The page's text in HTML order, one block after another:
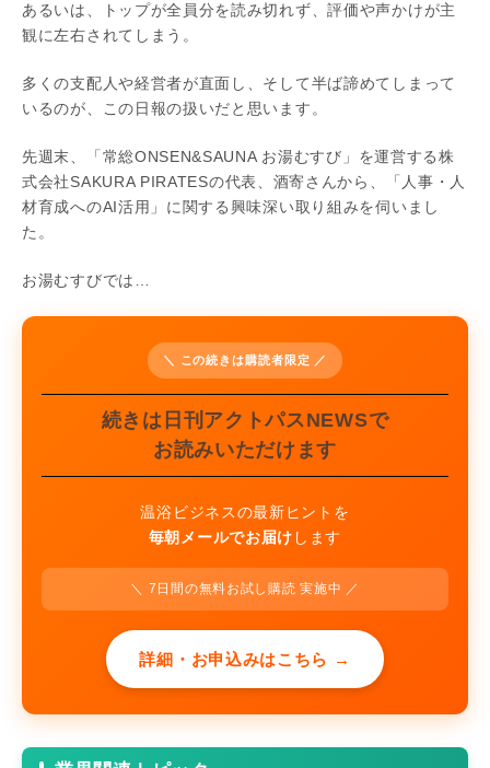
あるいは、トップが全員分を読み切れず、評価や声かけが主
観に左右されてしまう。
多くの支配人や経営者が直面し、そして半ば諦めてしまって
いるのが、この日報の扱いだと思います。
先週末、「常総ONSEN&SAUNA お湯むすび」を運営する株
式会社SAKURA PIRATESの代表、酒寄さんから、「人事・人
材育成へのAI活用」に関する興味深い取り組みを伺いまし
た。
お湯むすびでは…
＼ この続きは購読者限定 ／
続きは日刊アクトパスNEWSで
お読みいただけます
温浴ビジネスの最新ヒントを
毎朝メールでお届け します
＼ 7日間の無料お試し購読 実施中 ／
詳細・お申込みはこちら →